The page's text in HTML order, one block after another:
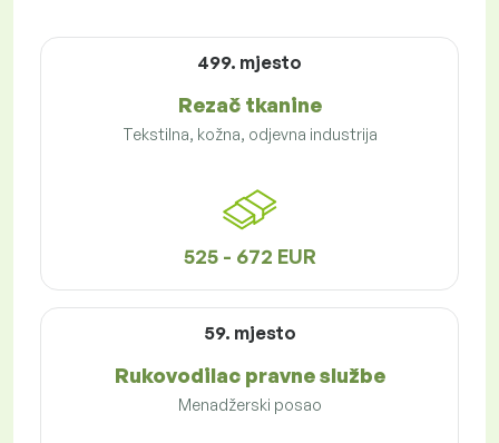
499. mjesto
Rezač tkanine
Tekstilna, kožna, odjevna industrija
525 - 672 EUR
59. mjesto
Rukovodilac pravne službe
Menadžerski posao